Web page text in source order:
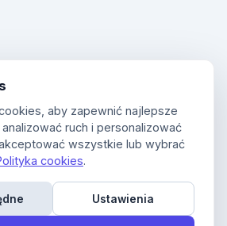
aby zapewnić najlepsze
analizować ruch i personalizować
wszystkie lub wybrać
cookies.
Ustawienia